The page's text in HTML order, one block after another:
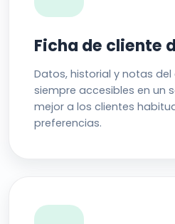
Ficha de cliente
Datos, historial y notas
siempre accesibles en un
mejor a los clientes
preferencias.